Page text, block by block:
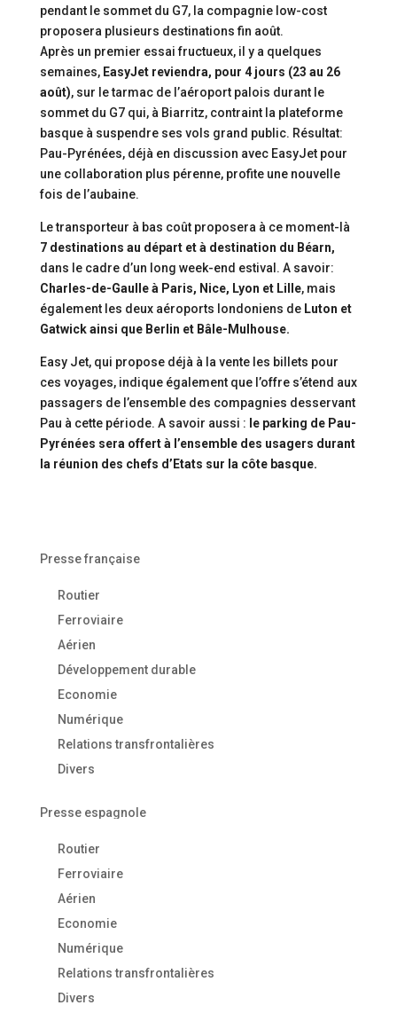
pendant le sommet du G7, la compagnie low-cost
proposera plusieurs destinations fin août.
Après un premier essai fructueux, il y a quelques
semaines, EasyJet reviendra, pour 4 jours (23 au 26
août), sur le tarmac de l’aéroport palois durant le
sommet du G7 qui, à Biarritz, contraint la plateforme
basque à suspendre ses vols grand public. Résultat:
Pau-Pyrénées, déjà en discussion avec EasyJet pour
une collaboration plus pérenne, profite une nouvelle
fois de l’aubaine.
Le transporteur à bas coût proposera à ce moment-là
7 destinations au départ et à destination du Béarn,
dans le cadre d’un long week-end estival. A savoir:
Charles-de-Gaulle à Paris, Nice, Lyon et Lille, mais
également les deux aéroports londoniens deLuton et
Gatwick ainsi que Berlin et Bâle-Mulhouse.
Easy Jet, qui propose déjà à la vente les billets pour
ces voyages, indique également que l’offre s’étend aux
passagers de l’ensemble des compagnies desservant
Pau à cette période. A savoir aussi : le parking de Pau-
Pyrénées sera offert à l’ensemble des usagers durant
la réunion des chefs d’Etats sur la côte basque.
Presse française
Routier
Ferroviaire
Aérien
Développement durable
Economie
Numérique
Relations transfrontalières
Divers
Presse espagnole
Routier
Ferroviaire
Aérien
Economie
Numérique
Relations transfrontalières
Divers